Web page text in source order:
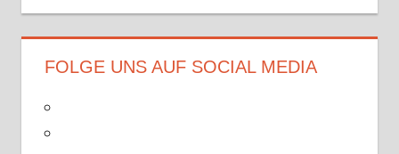
FOLGE UNS AUF SOCIAL MEDIA